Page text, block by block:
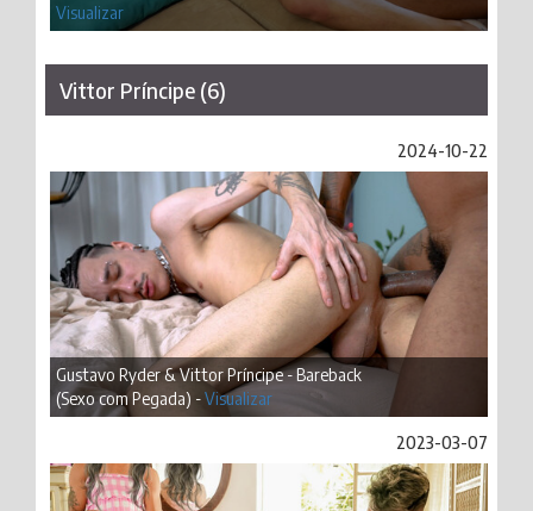
Visualizar
Vittor Príncipe (6)
2024-10-22
Gustavo Ryder & Vittor Príncipe - Bareback
(Sexo com Pegada) -Visualizar
2023-03-07